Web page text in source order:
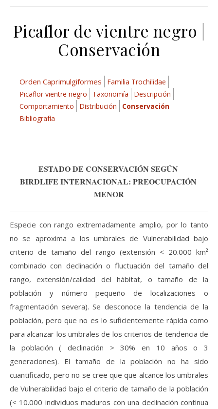
Picaflor de vientre negro |
Conservación
Orden Caprimulgiformes
Familia Trochilidae
Picaflor vientre negro
Taxonomía
Descripción
Comportamiento
Distribución
Conservación
Bibliografía
ESTADO DE CONSERVACIÓN SEGÚN
BIRDLIFE INTERNACIONAL: PREOCUPACIÓN
MENOR
Especie con rango extremadamente amplio, por lo tanto
no se aproxima a los umbrales de Vulnerabilidad bajo
criterio de tamaño del rango (extensión < 20.000 km²
combinado con declinación o fluctuación del tamaño del
rango, extensión/calidad del hábitat, o tamaño de la
población y número pequeño de localizaciones o
fragmentación severa). Se desconoce la tendencia de la
población, pero que no es lo suficientemente rápida como
para alcanzar los umbrales de los criterios de tendencia de
la población ( declinación > 30% en 10 años o 3
generaciones). El tamaño de la población no ha sido
cuantificado, pero no se cree que que alcance los umbrales
de Vulnerabilidad bajo el criterio de tamaño de la población
(< 10.000 individuos maduros con una declinación continua